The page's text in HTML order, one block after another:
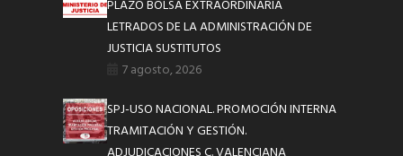
PLAZO BOLSA EXTRAORDINARIA
LETRADOS DE LA ADMINISTRACIÓN DE
JUSTICIA SUSTITUTOS
7 agosto, 2026
SPJ-USO NACIONAL. PROMOCIÓN INTERNA
TRAMITACIÓN Y GESTIÓN.